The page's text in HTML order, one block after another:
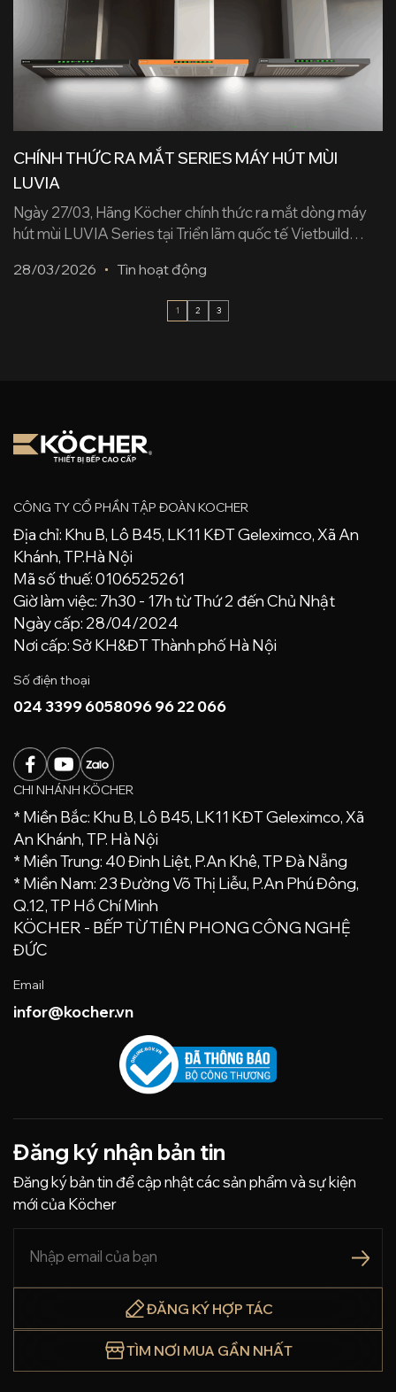
CHÍNH THỨC RA MẮT SERIES MÁY HÚT MÙI
LUVIA
Ngày 27/03, Hãng Köcher chính thức ra mắt dòng máy
hút mùi LUVIA Series tại Triển lãm quốc tế Vietbuild
Gu và hàng loạt trải nghiệm thực tế từ khách hàng. SỰ
KIỆN RA MẮT MÁY HÚT MÙI LUVIA SERIES — KHI
28/03/2026 Tin hoạt động
1 2 3
CÔNG TY CỔ PHẦN TẬP ĐOÀN KOCHER
Địa chỉ: Khu B, Lô B45, LK11 KĐT Geleximco, Xã An
Khánh, TP.Hà Nội
Mã số thuế: 0106525261
Giờ làm việc: 7h30 - 17h từ Thứ 2 đến Chủ Nhật
Ngày cấp: 28/04/2024
Nơi cấp: Sở KH&ĐT Thành phố Hà Nội
Số điện thoại
024 3399 6058096 96 22 066
CHI NHÁNH KÖCHER
* Miền Bắc: Khu B, Lô B45, LK11 KĐT Geleximco, Xã
An Khánh, TP. Hà Nội
* Miền Trung: 40 Đinh Liệt, P.An Khê, TP Đà Nẵng
* Miền Nam: 23 Đường Võ Thị Liễu, P.An Phú Đông,
Q.12, TP Hồ Chí Minh
KÖCHER - BẾP TỪ TIÊN PHONG CÔNG NGHỆ
ĐỨC
Email
infor@kocher.vn
Đăng ký nhận bản tin
Đăng ký bản tin để cập nhật các sản phẩm và sự kiện
mới của Köcher
ĐĂNG KÝ HỢP TÁC
TÌM NƠI MUA GẦN NHẤT